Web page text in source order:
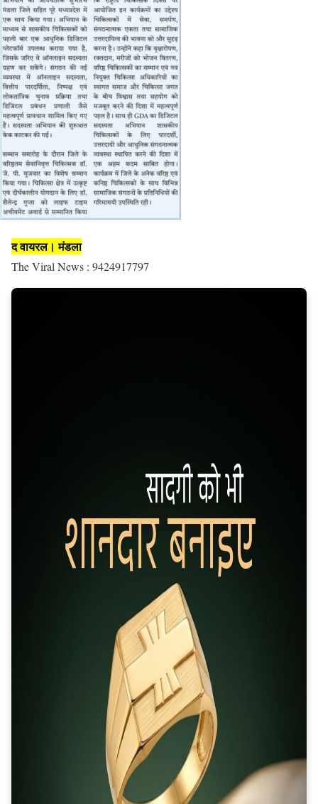
द वायरल। मंडला
The Viral News : 9424917797